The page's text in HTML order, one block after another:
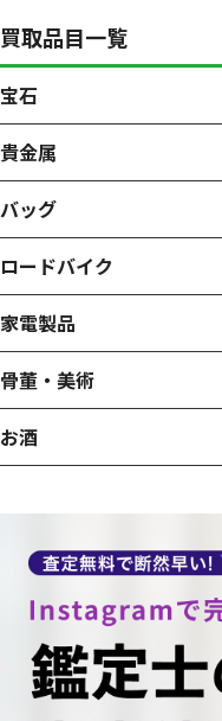
買取品目一覧
宝石
貴金属
バッグ
ロードバイク
家電製品
骨董・美術
お酒